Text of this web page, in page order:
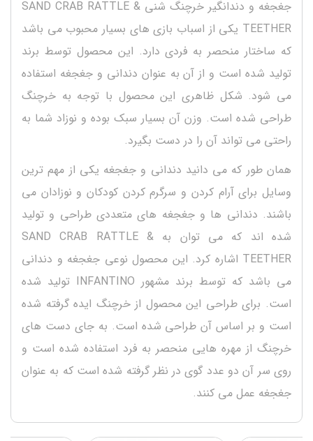
جغجغه و دندانگیر خرچنگ شنی SAND CRAB RATTLE &
TEETHER یکی از اسباب بازی های بسیار محبوب می باشد
که ساختار منحصر به فردی دارد. این محصول توسط برند
تولید شده است و از آن به عنوان دندانی و جغجغه استفاده
می شود. شکل ظاهری این محصول با توجه به خرچنگ
طراحی شده است. وزن آن بسیار سبک بوده و نوزاد شما به
راحتی می تواند آن را در دست بگیرد.
همان طور که می دانید دندانی و جغجغه یکی از مهم ترین
وسایل برای آرام کردن و سرگرم کردن کودکان و نوزادان می
باشند. دندانی ها و جغجغه های متعددی طراحی و تولید
شده اند که می توان به SAND CRAB RATTLE &
TEETHER اشاره کرد. این محصول نوعی جغجغه و دندانی
می باشد که توسط برند مشهور INFANTINO تولید شده
است. برای طراحی این محصول از خرچنگ ایده گرفته شده
است و بر اساس آن طراحی شده است. به جای دست های
خرچنگ از مهره هایی منحصر به فرد استفاده شده است و
روی سر آن دو عدد گوی در نظر گرفته شده است که به عنوان
جغجغه عمل می کنند.